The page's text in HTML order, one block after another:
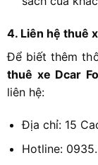
4. Liên hệ thuê
Để biết thêm
thuê xe Dcar
liên hệ:
Địa chỉ: 15
Hotline: